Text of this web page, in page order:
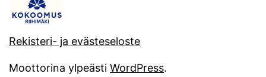
Rekisteri- ja evästeseloste
Moottorina ylpeästi WordPress.